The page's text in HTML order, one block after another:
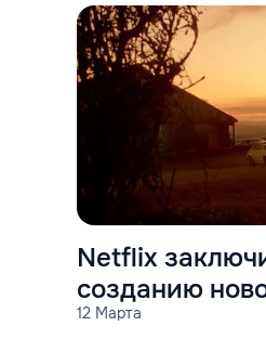
12 Марта
Netflix
созданию
Стивена Кинга